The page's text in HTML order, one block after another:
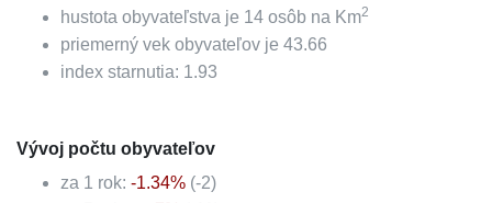
hustota obyvateľstva je 14 osôb na Km2
priemerný vek obyvateľov je 43.66
index starnutia: 1.93
Vývoj počtu obyvateľov
za 1 rok: -1.34% (-2)